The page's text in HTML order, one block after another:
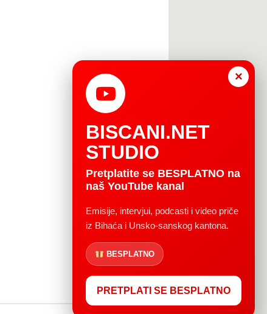
×
BISCANI.NET
STUDIO
Pretplatite se BESPLATNO na
naš YouTube kanal
Emisije, intervjui, podcasti i video priče
iz Bihaća i Unsko-sanskog kantona.
BESPLATNO
PRETPLATI SE BESPLATNO